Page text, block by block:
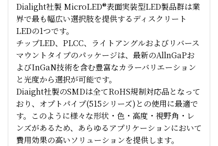
Dialight社製 MicroLED®表面実装型LED製品群は業
界で最も幅広い選択肢を提供するディスクリート
LEDの1つです。
チップLED、PLCC、ライトアングルおよびリバース
マウントタイプのパッケージは、最新のAllnGaPお
よびInGaN技術を含む豊富なカラーバリエーション
と光度から選択が可能です。
Diaight社製のSMDは全てRoHS規制対応品となって
おり、オプトパイプ(515シリーズ)との使用に最適で
す。このように様々な形状・色・高度・視野角・レ
ンズがあるため、あらゆるアプリケーションにおいて
費用効果の高いソリューションを提供します。